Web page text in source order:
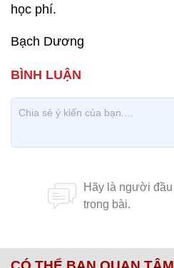
học phí.
Bạch Dương